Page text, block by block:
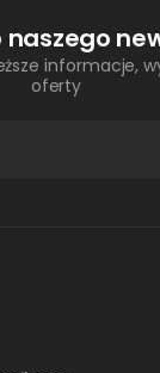
naszego
informacje,
oferty